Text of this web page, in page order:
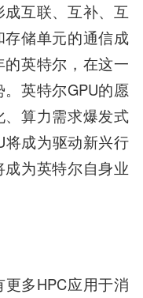
成互联、互补、互
储单元的通信成
英特尔，在这一
英特尔GPU的愿
算力需求爆发式
将成为驱动新兴行
为英特尔自身业
多HPC应用于消